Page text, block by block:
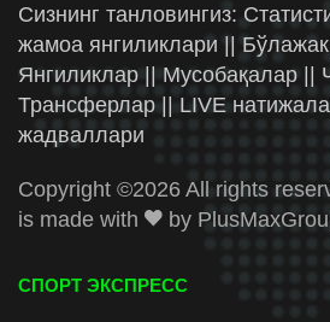
Сизнинг танловингиз:
жамоа янгиликлари ||
Янгиликлар || Мусобақалар ||
Трансферлар || LIVE
жадваллари
Copyright ©2026 All rights
is made with
by
СПОРТ ЭКСПРЕСС